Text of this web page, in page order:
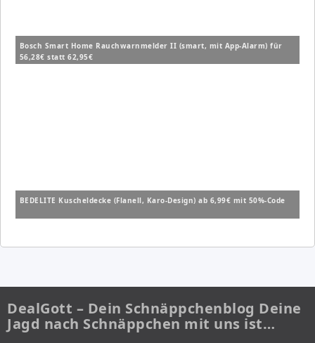
Bosch Smart Home Rauchwarnmelder II (smart, mit App-Alarm) für
56,28€ statt 62,95€
BEDELITE Kuscheldecke (Flanell, Karo-Design) ab 6,99€ mit 50%-Code
DealGott – Dein Schnäppchenblog Deine
Jagd nach Schnäppchen mit uns ist…